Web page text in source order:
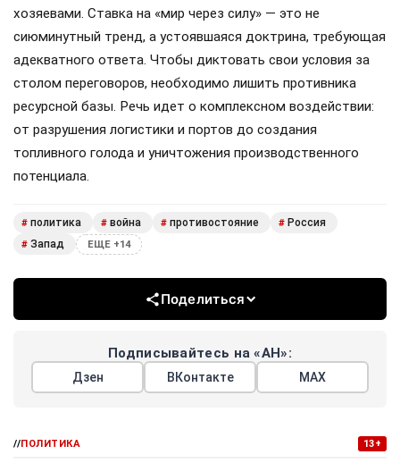
хозяевами. Ставка на «мир через силу» — это не
сиюминутный тренд, а устоявшаяся доктрина, требующая
адекватного ответа. Чтобы диктовать свои условия за
столом переговоров, необходимо лишить противника
ресурсной базы. Речь идет о комплексном воздействии:
от разрушения логистики и портов до создания
топливного голода и уничтожения производственного
потенциала.
# политика # война # противостояние # Россия
# Запад ЕЩЕ +14
Поделиться
Подписывайтесь на «АН»:
Дзен ВКонтакте МАХ
//ПОЛИТИКА 13+